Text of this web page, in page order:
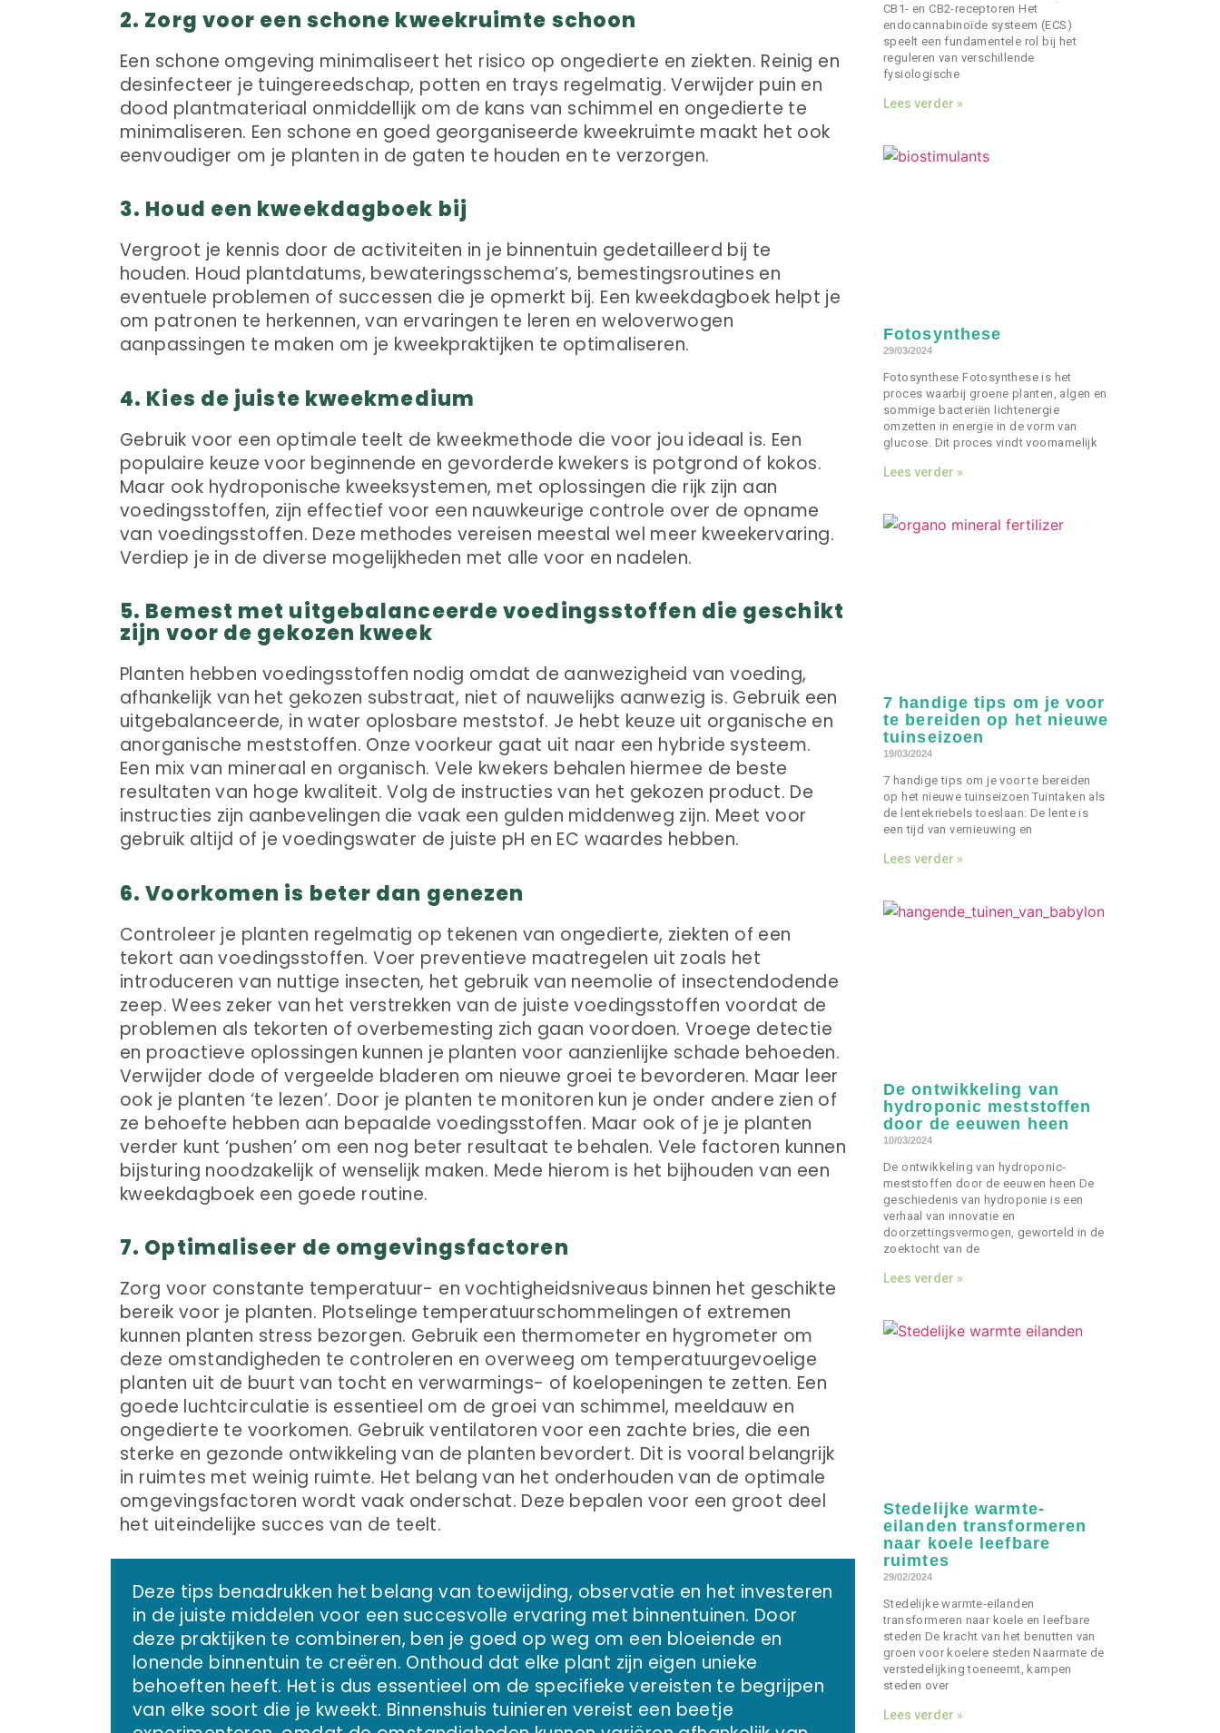
2. Zorg voor een schone kweekruimte schoon
Een schone omgeving minimaliseert het risico op ongedierte en ziekten. Reinig en
desinfecteer je tuingereedschap, potten en trays regelmatig. Verwijder puin en
dood plantmateriaal onmiddellijk om de kans van schimmel en ongedierte te
minimaliseren. Een schone en goed georganiseerde kweekruimte maakt het ook
eenvoudiger om je planten in de gaten te houden en te verzorgen.
3. Houd een kweekdagboek bij
Vergroot je kennis door de activiteiten in je binnentuin gedetailleerd bij te
houden. Houd plantdatums, bewateringsschema’s, bemestingsroutines en
eventuele problemen of successen die je opmerkt bij. Een kweekdagboek helpt je
om patronen te herkennen, van ervaringen te leren en weloverwogen
aanpassingen te maken om je kweekpraktijken te optimaliseren.
4. Kies de juiste kweekmedium
Gebruik voor een optimale teelt de kweekmethode die voor jou ideaal is. Een
populaire keuze voor beginnende en gevorderde kwekers is potgrond of kokos.
Maar ook hydroponische kweeksystemen, met oplossingen die rijk zijn aan
voedingsstoffen, zijn effectief voor een nauwkeurige controle over de opname
van voedingsstoffen. Deze methodes vereisen meestal wel meer kweekervaring.
Verdiep je in de diverse mogelijkheden met alle voor en nadelen.
5. Bemest met uitgebalanceerde voedingsstoffen die geschikt
zijn voor de gekozen kweek
Planten hebben voedingsstoffen nodig omdat de aanwezigheid van voeding,
afhankelijk van het gekozen substraat, niet of nauwelijks aanwezig is. Gebruik een
uitgebalanceerde, in water oplosbare meststof. Je hebt keuze uit organische en
anorganische meststoffen. Onze voorkeur gaat uit naar een hybride systeem.
Een mix van mineraal en organisch. Vele kwekers behalen hiermee de beste
resultaten van hoge kwaliteit. Volg de instructies van het gekozen product. De
instructies zijn aanbevelingen die vaak een gulden middenweg zijn. Meet voor
gebruik altijd of je voedingswater de juiste pH en EC waardes hebben.
6. Voorkomen is beter dan genezen
Controleer je planten regelmatig op tekenen van ongedierte, ziekten of een
tekort aan voedingsstoffen. Voer preventieve maatregelen uit zoals het
introduceren van nuttige insecten, het gebruik van neemolie of insectendodende
zeep. Wees zeker van het verstrekken van de juiste voedingsstoffen voordat de
problemen als tekorten of overbemesting zich gaan voordoen. Vroege detectie
en proactieve oplossingen kunnen je planten voor aanzienlijke schade behoeden.
Verwijder dode of vergeelde bladeren om nieuwe groei te bevorderen. Maar leer
ook je planten ‘te lezen’. Door je planten te monitoren kun je onder andere zien of
ze behoefte hebben aan bepaalde voedingsstoffen. Maar ook of je je planten
verder kunt ‘pushen’ om een nog beter resultaat te behalen. Vele factoren kunnen
bijsturing noodzakelijk of wenselijk maken. Mede hierom is het bijhouden van een
kweekdagboek een goede routine.
7. Optimaliseer de omgevingsfactoren
Zorg voor constante temperatuur- en vochtigheidsniveaus binnen het geschikte
bereik voor je planten. Plotselinge temperatuurschommelingen of extremen
kunnen planten stress bezorgen. Gebruik een thermometer en hygrometer om
deze omstandigheden te controleren en overweeg om temperatuurgevoelige
planten uit de buurt van tocht en verwarmings- of koelopeningen te zetten. Een
goede luchtcirculatie is essentieel om de groei van schimmel, meeldauw en
ongedierte te voorkomen. Gebruik ventilatoren voor een zachte bries, die een
sterke en gezonde ontwikkeling van de planten bevordert. Dit is vooral belangrijk
in ruimtes met weinig ruimte. Het belang van het onderhouden van de optimale
omgevingsfactoren wordt vaak onderschat. Deze bepalen voor een groot deel
het uiteindelijke succes van de teelt.
Deze tips benadrukken het belang van toewijding, observatie en het investeren
in de juiste middelen voor een succesvolle ervaring met binnentuinen. Door
deze praktijken te combineren, ben je goed op weg om een bloeiende en
lonende binnentuin te creëren. Onthoud dat elke plant zijn eigen unieke
behoeften heeft. Het is dus essentieel om de specifieke vereisten te begrijpen
van elke soort die je kweekt. Binnenshuis tuinieren vereist een beetje
CB1- en CB2-receptoren Het
endocannabinoïde systeem (ECS)
speelt een fundamentele rol bij het
reguleren van verschillende
fysiologische
Lees verder »
Fotosynthese
29/03/2024
Fotosynthese Fotosynthese is het
proces waarbij groene planten, algen en
sommige bacteriën lichtenergie
omzetten in energie in de vorm van
glucose. Dit proces vindt voornamelijk
Lees verder »
7 handige tips om je voor
te bereiden op het nieuwe
tuinseizoen
19/03/2024
7 handige tips om je voor te bereiden
op het nieuwe tuinseizoen Tuintaken als
de lentekriebels toeslaan: De lente is
een tijd van vernieuwing en
Lees verder »
De ontwikkeling van
hydroponic meststoffen
door de eeuwen heen
10/03/2024
De ontwikkeling van hydroponic-
meststoffen door de eeuwen heen De
geschiedenis van hydroponie is een
verhaal van innovatie en
doorzettingsvermogen, geworteld in de
zoektocht van de
Lees verder »
Stedelijke warmte-
eilanden transformeren
naar koele leefbare
ruimtes
29/02/2024
Stedelijke warmte-eilanden
transformeren naar koele en leefbare
steden De kracht van het benutten van
groen voor koelere steden Naarmate de
verstedelijking toeneemt, kampen
steden over
Lees verder »